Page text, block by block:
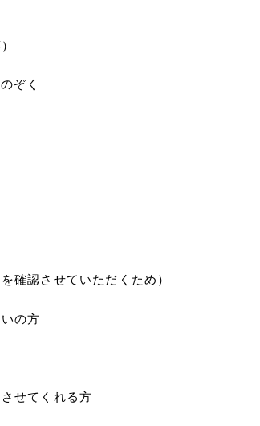
ぞく
確認させていただくため）
の方
せてくれる方